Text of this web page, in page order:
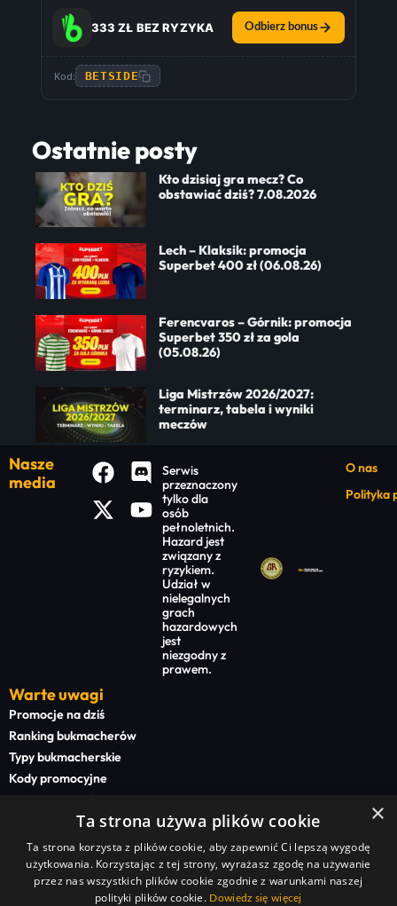
333 ZŁ BEZ RYZYKA Odbierz bonus
Kod: BETSIDE
Ostatnie posty
Kto dzisiaj gra mecz? Co
obstawiać dziś? 7.08.2026
Lech – Klaksik: promocja
Superbet 400 zł (06.08.26)
Ferencvaros – Górnik: promocja
Superbet 350 zł za gola
(05.08.26)
Liga Mistrzów 2026/2027:
terminarz, tabela i wyniki
meczów
Nasze
media
Serwis
przeznaczony
tylko dla
osób
pełnoletnich.
Hazard jest
związany z
ryzykiem.
Udział w
nielegalnych
grach
hazardowych
jest
niezgodny z
prawem.
O nas
Polityka
Warte uwagi
Promocje na dziś
Ranking bukmacherów
Typy bukmacherskie
Kody promocyjne
Bonusy powitalne
Newsy bukmacherskie
Na start
Superbet kod promocyjny
STS kod promocyjny
×
Ta strona używa plików cookie
Ta strona korzysta z plików cookie, aby zapewnić Ci lepszą wygodę
użytkowania. Korzystając z tej strony, wyrażasz zgodę na używanie
przez nas wszystkich plików cookie zgodnie z warunkami naszej
polityki plików cookie. Dowiedz się więcej